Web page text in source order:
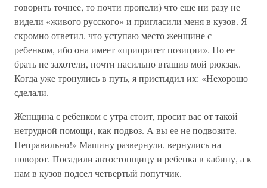
говорить точнее, то почти пропели) что еще ни разу не
видели «живого русского» и пригласили меня в кузов. Я
скромно ответил, что уступаю место женщине с
ребенком, ибо она имеет «приоритет позиции». Но ее
брать не захотели, почти насильно втащив мой рюкзак.
Когда уже тронулись в путь, я пристыдил их: «Нехорошо
сделали.
Женщина с ребенком с утра стоит, просит вас от такой
нетрудной помощи, как подвоз. А вы ее не подвозите.
Неправильно!» Машину развернули, вернулись на
поворот. Посадили автостопщицу и ребенка в кабину, а к
нам в кузов подсел четвертый попутчик.